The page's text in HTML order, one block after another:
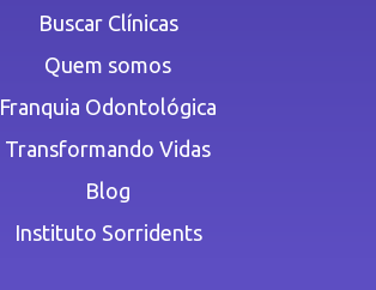
Buscar Clínicas
Quem somos
Franquia Odontológica
Transformando Vidas
Blog
Instituto Sorridents